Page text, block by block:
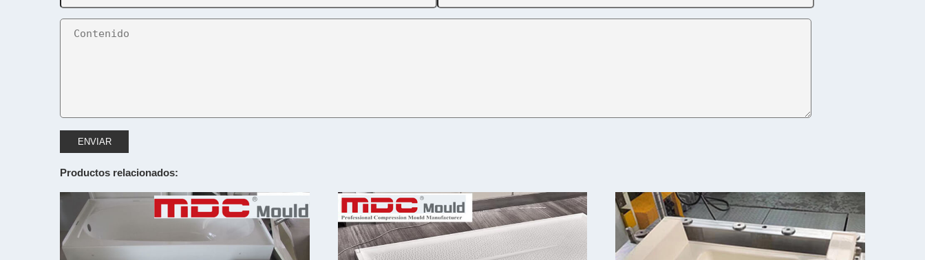
ENVIAR
Productos relacionados: